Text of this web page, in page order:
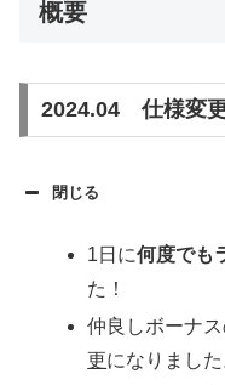
概要
2024.04 仕様変
閉じる
1日に何度でも
た！
仲良しボーナ
更になりました